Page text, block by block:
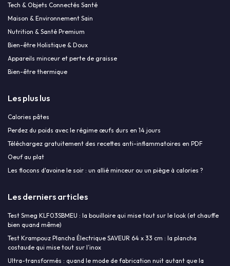
Tech & Objets Connectés Santé
Maison & Environnement Sain
Nutrition & Santé Premium
Bien-être Holistique & Doux
Appareils minceur et perte de graisse
Bien-être thermique
Les plus lus
Calories pâtes
Perdez du poids avec le régime œufs durs en 14 jours
Téléchargez gratuitement des recettes anti-inflammatoires en PDF
Oeuf au plat
Les flocons d'avoine le soir : un allié minceur ou un piège à calories ?
Les derniers articles
Test Smeg KLF03SBMEU : la bouilloire qui mise tout sur le look (et chauffe
bien quand même)
Test Krampouz Plancha Électrique SAVEUR 64 x 33 cm : la plancha
costaude qui mise tout sur l’inox
Ultra-transformés : quand le mode de fabrication nuit autant que la